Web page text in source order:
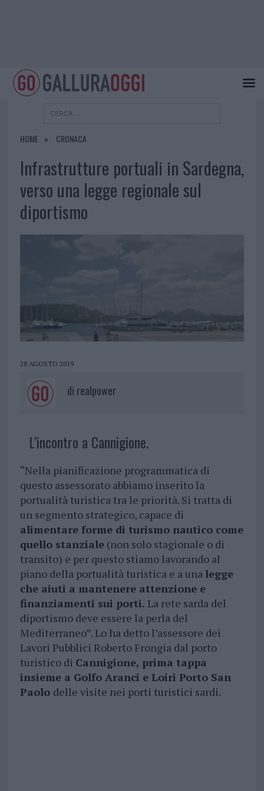
HOME CRONACA
Infrastrutture portuali in Sardegna,
verso una legge regionale sul
diportismo
28 AGOSTO 2019
di realpower
L’incontro a Cannigione.
“Nella pianificazione programmatica di
questo assessorato abbiamo inserito la
portualità turistica tra le priorità. Si tratta di
un segmento strategico, capace di
alimentare forme di turismo nautico come
quello stanziale(non solo stagionale o di
transito) e per questo stiamo lavorando al
piano della portualità turistica e a una legge
che aiuti a mantenere attenzione e
finanziamenti sui porti. La rete sarda del
diportismo deve essere la perla del
Mediterraneo”. Lo ha detto l’assessore dei
Lavori Pubblici Roberto Frongia dal porto
turistico di Cannigione, prima tappa
insieme a Golfo Aranci e Loiri Porto San
Paolo delle visite nei porti turistici sardi.